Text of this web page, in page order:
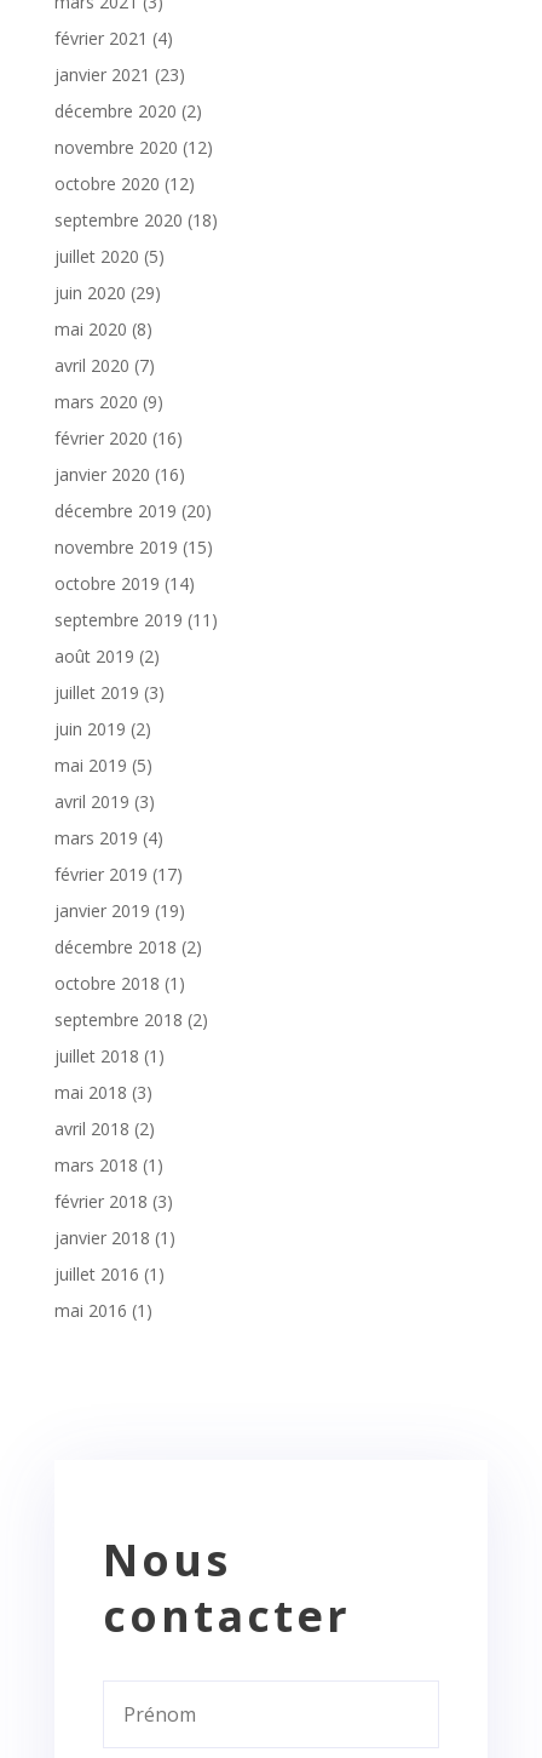
février 2021 (4)
janvier 2021 (23)
décembre 2020 (2)
novembre 2020 (12)
octobre 2020 (12)
septembre 2020 (18)
juillet 2020 (5)
juin 2020 (29)
mai 2020 (8)
avril 2020 (7)
mars 2020 (9)
février 2020 (16)
janvier 2020 (16)
décembre 2019 (20)
novembre 2019 (15)
octobre 2019 (14)
septembre 2019 (11)
août 2019 (2)
juillet 2019 (3)
juin 2019 (2)
mai 2019 (5)
avril 2019 (3)
mars 2019 (4)
février 2019 (17)
janvier 2019 (19)
décembre 2018 (2)
octobre 2018 (1)
septembre 2018 (2)
juillet 2018 (1)
mai 2018 (3)
avril 2018 (2)
mars 2018 (1)
février 2018 (3)
janvier 2018 (1)
juillet 2016 (1)
mai 2016 (1)
Nous
contacter